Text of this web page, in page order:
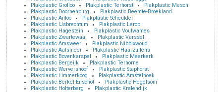
Plakplastic Grolloo
Plakplastic Terhorst
Plakplastic Mesch
Plakplastic Doornenburg
Plakplastic Beemte-Broekland
Plakplastic Anloo
Plakplastic Scheulder
Plakplastic IJsbrechtum
Plakplastic Lerop
Plakplastic Hagestein
Plakplastic Voulwames
Plakplastic Zwartewaal
Plakplastic Varssel
Plakplastic Amsweer
Plakplastic Nibbixwoud
Plakplastic Aalsmeer
Plakplastic Haarzuilens
Plakplastic Bovenkarspel
Plakplastic Meerkerk
Plakplastic Bergeijk
Plakplastic Terhorne
Plakplastic Wervershoof
Plakplastic Staphorst
Plakplastic Limmerkoog
Plakplastic Amstelhoek
Plakplastic Berkel-Enschot
Plakplastic Hegelsom
Plakplastic Holterberg
Plakplastic Kralendijk